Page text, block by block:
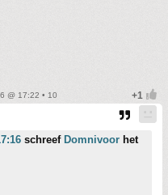
@ 17:22 • 10
schreef Domnivoor het